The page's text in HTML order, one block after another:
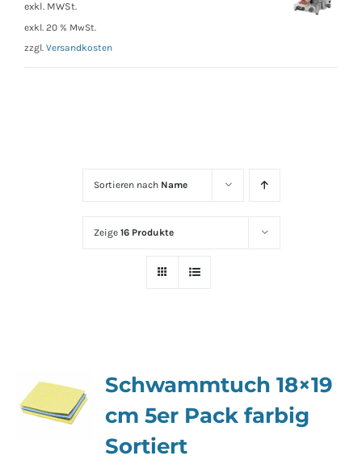
Sortieren nach Name
Zeige 16 Produkte
Schwammtuch 18×19
cm 5er Pack farbig
Sortiert
exkl. MWSt.
exkl. 20 % MwSt.
zzgl. Versandkosten